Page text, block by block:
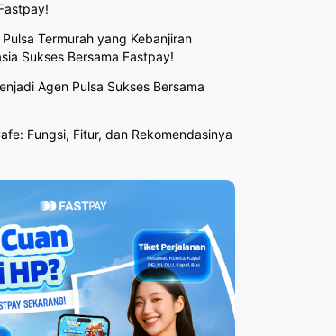
Termurah yang Kebanjiran
Sukses Bersama Fastpay!
Agen Pulsa Sukses Bersama
Fungsi, Fitur, dan Rekomendasinya